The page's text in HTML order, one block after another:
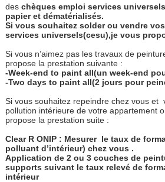
des chèques emploi services universels
papier et dématérialisés.
Si vous souhaitez solder ou vendre
services universels(cesu),je vous
Si vous n’aimez pas les travaux de
propose la prestation suivante :
-Week-end to paint all(un week-end
-Two days to paint all(2 jours pour
Si vous souhaitez repeindre chez vous et
pollution intérieure de votre appartement
propose la prestation suite :
Clear R ONIP : Mesurer le taux de
polluant d’intérieur) chez vous .
Application de 2 ou 3 couches de
supports suivant le taux relevé de
intérieur